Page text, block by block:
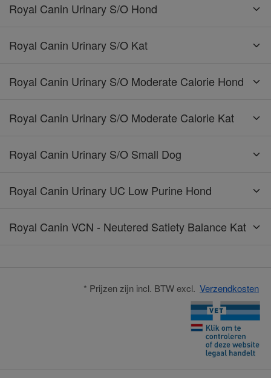
Royal Canin Urinary S/O Hond
Royal Canin Urinary S/O Kat
Royal Canin Urinary S/O Moderate Calorie Hond
Royal Canin Urinary S/O Moderate Calorie Kat
Royal Canin Urinary S/O Small Dog
Royal Canin Urinary UC Low Purine Hond
Royal Canin VCN - Neutered Satiety Balance Kat
* Prijzen zijn incl. BTW excl. Verzendkosten